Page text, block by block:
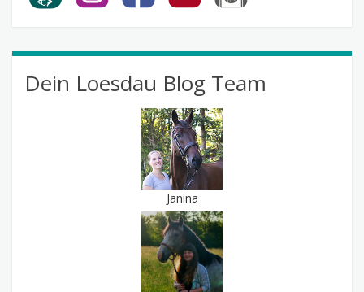
Dein Loesdau Blog Team
Janina